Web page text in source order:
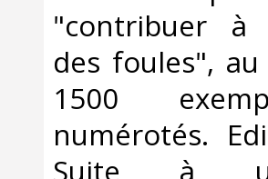
"contribuer à
des foules",
1500
numérotés.
Suite à